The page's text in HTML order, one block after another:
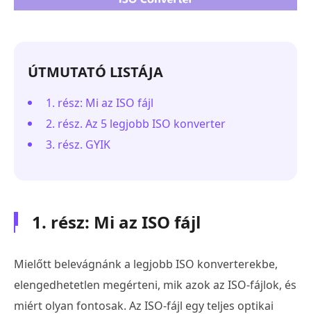
ÚTMUTATÓ LISTÁJA
1. rész: Mi az ISO fájl
2. rész. Az 5 legjobb ISO konverter
3. rész. GYIK
1. rész: Mi az ISO fájl
Mielőtt belevágnánk a legjobb ISO konverterekbe,
elengedhetetlen megérteni, mik azok az ISO-fájlok, és
miért olyan fontosak. Az ISO-fájl egy teljes optikai